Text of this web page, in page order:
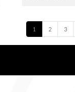
1 2 3